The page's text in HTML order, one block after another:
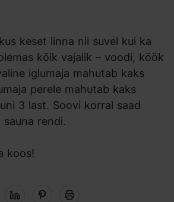
keset linna nii suvel kui ka
kõik vajalik – voodi, köök
iglumaja mahutab kaks
perele mahutab kaks
3 last. Soovi korral saad
sauna rendi.
koos!